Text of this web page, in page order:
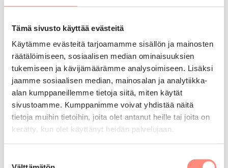
Tämä sivusto käyttää evästeitä
Käytämme evästeitä tarjoamamme sisällön ja mainosten
räätälöimiseen, sosiaalisen median ominaisuuksien
tukemiseen ja kävijämäärämme analysoimiseen. Lisäksi
jaamme sosiaalisen median, mainosalan ja analytiikka-
alan kumppaneillemme tietoja siitä, miten käytät
sivustoamme. Kumppanimme voivat yhdistää näitä
tietoja muihin tietoihin, joita olet antanut heille tai joita on
kerätty, kun olet käyttänyt heidän palvelujaan.